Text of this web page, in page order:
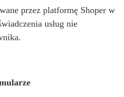
przez platformę Shoper w
usług nie